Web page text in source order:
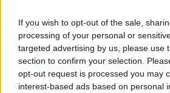
If you wish to opt-out of the sale,
processing of your personal or
targeted advertising by us, please use
section to confirm your selection.
opt-out request is processed you may
interest-based ads based on personal
più importanti del momento e noi
in due direzioni. La prima riguarda i
abbiamo implementato diversi
più efficiente ed efficace il
beneficiari, combinando